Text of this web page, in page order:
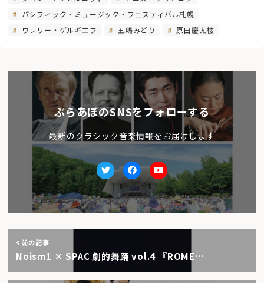
パシフィック・ミュージック・フェスティバル札幌
ワレリー・ゲルギエフ
五嶋みどり 原田慶太楼
ぶらあぼのSNSをフォローする
最新のクラシック音楽情報をお届けします
TwitterfacebookYoutube
前の記事
Noism1 × SPAC 劇的舞踊 vol.4 『ROME…